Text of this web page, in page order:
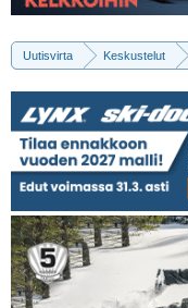
Uutisvirta Keskustelut